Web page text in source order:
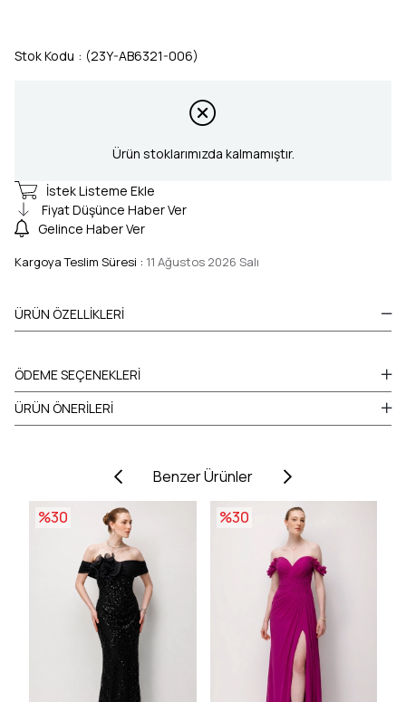
Stok Kodu (23Y-AB6321-006)
Ürün stoklarımızda kalmamıştır.
İstek Listeme Ekle
Fiyat Düşünce Haber Ver
Gelince Haber Ver
Kargoya Teslim Süresi : 11 Ağustos 2026 Salı
ÜRÜN ÖZELLIKLERI
ÖDEME SEÇENEKLERI
ÜRÜN ÖNERILERI
Benzer Ürünler
%30 %30